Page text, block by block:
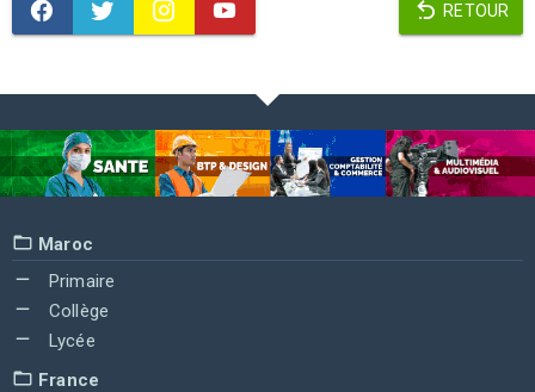
RETOUR
Maroc
Primaire
Collège
Lycée
France